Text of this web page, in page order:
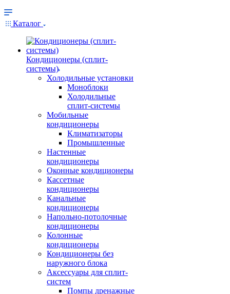
Каталог
Кондиционеры (сплит-
системы)
Холодильные установки
Моноблоки
Холодильные
сплит-системы
Мобильные
кондиционеры
Климатизаторы
Промышленные
Настенные
кондиционеры
Оконные кондиционеры
Кассетные
кондиционеры
Канальные
кондиционеры
Напольно-потолочные
кондиционеры
Колонные
кондиционеры
Кондиционеры без
наружного блока
Аксессуары для сплит-
систем
Помпы дренажные